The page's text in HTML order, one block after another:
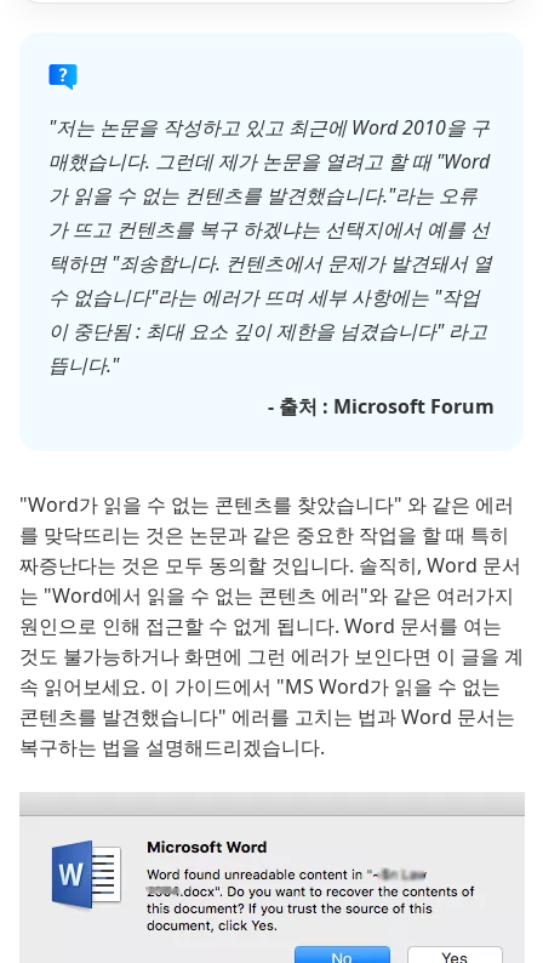
"저는 논문을 작성하고 있고 최근에 Word 2010을 구
매했습니다. 그런데 제가 논문을 열려고 할 때 "Word
가 읽을 수 없는 컨텐츠를 발견했습니다."라는 오류
가 뜨고 컨텐츠를 복구 하겠냐는 선택지에서 예를 선
택하면 "죄송합니다. 컨텐츠에서 문제가 발견돼서 열
수 없습니다"라는 에러가 뜨며 세부 사항에는 "작업
이 중단됨 : 최대 요소 깊이 제한을 넘겼습니다" 라고
뜹니다."
- 출처 : Microsoft Forum
"Word가 읽을 수 없는 콘텐츠를 찾았습니다" 와 같은 에러
를 맞닥뜨리는 것은 논문과 같은 중요한 작업을 할 때 특히
짜증난다는 것은 모두 동의할 것입니다. 솔직히, Word 문서
는 "Word에서 읽을 수 없는 콘텐츠 에러"와 같은 여러가지
원인으로 인해 접근할 수 없게 됩니다. Word 문서를 여는
것도 불가능하거나 화면에 그런 에러가 보인다면 이 글을 계
속 읽어보세요. 이 가이드에서 "MS Word가 읽을 수 없는
콘텐츠를 발견했습니다" 에러를 고치는 법과 Word 문서는
복구하는 법을 설명해드리겠습니다.